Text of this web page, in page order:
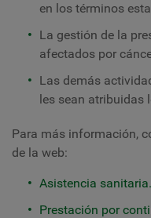
en los términos
La gestión de la
afectados por
Las demás
les sean atribuidas
Para más información,
de la web:
Asistencia sanitaria.
Prestación por